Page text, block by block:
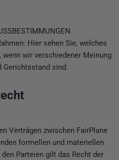
Hier sehen Sie, welches
wir verschiedener Meinung
Gerichtsstand sind.
Verträgen zwischen FairPlane
formellen und materiellen
Parteien gilt das Recht der